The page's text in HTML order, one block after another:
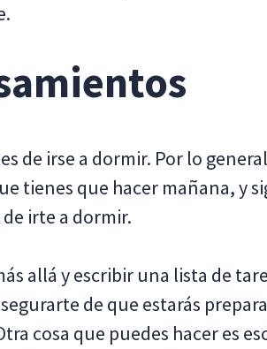
de irse a dormir. Por lo
tienes que hacer mañana, y
irte a dormir.
allá y escribir una lista de
de que estarás
cosa que puedes hacer es